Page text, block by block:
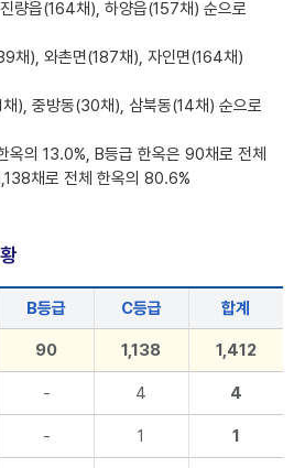
량읍(164채), 하양읍(157채) 순으로
채), 와촌면(187채), 자인면(164채)
), 중방동(30채), 삼북동(14채) 순으로
옥의 13.0%, B등급 한옥은 90채로 전체
채로 전체 한옥의 80.6%
B등급 C등급 합계
90 1,138 1,412
- 4 4
- 1 1